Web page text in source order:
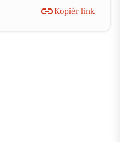
Kopiér link